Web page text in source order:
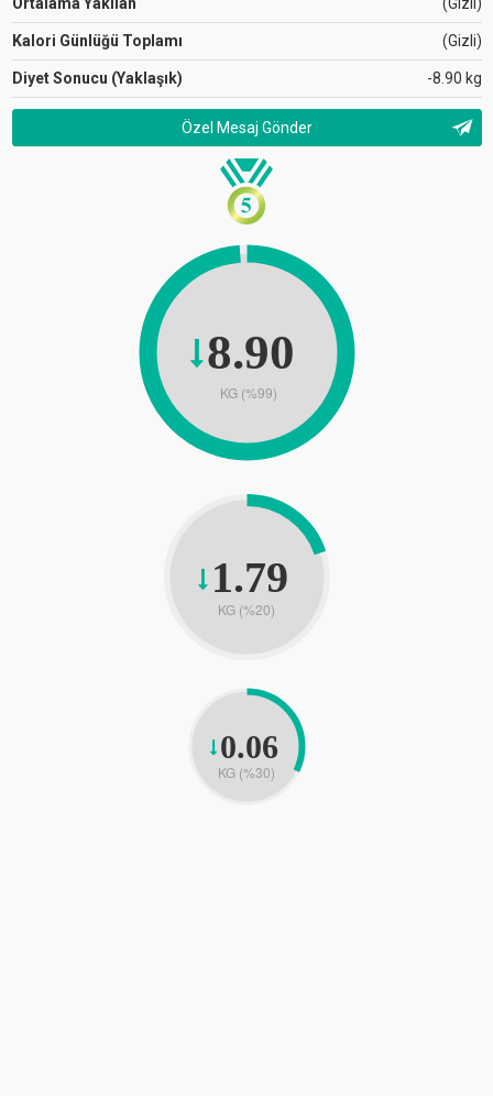
Kalori Günlüğü Toplamı (Gizli)
Diyet Sonucu (Yaklaşık) -8.90 kg
Özel Mesaj Gönder
8.90
KG (%99)
1.79
KG (%20)
0.06
KG (%30)